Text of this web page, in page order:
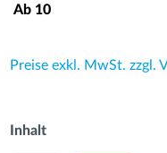
Ab 10
Preise exkl. MwSt. zzgl.
Inhalt